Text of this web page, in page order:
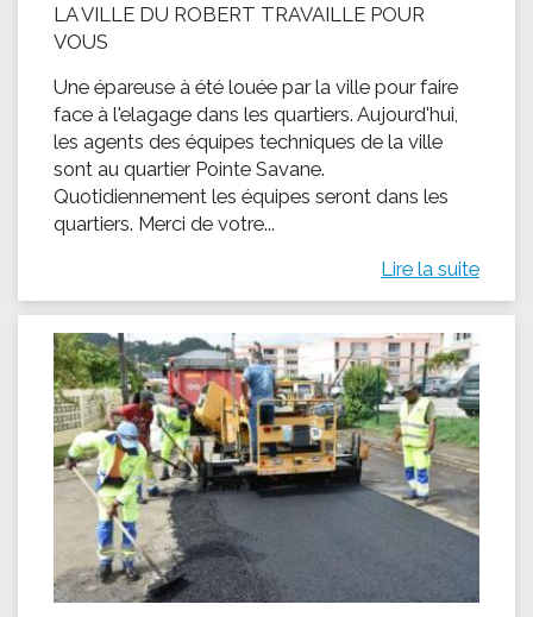
LA VILLE DU ROBERT TRAVAILLE POUR
VOUS
Une épareuse à été louée par la ville pour faire
face à l'elagage dans les quartiers. Aujourd'hui,
les agents des équipes techniques de la ville
sont au quartier Pointe Savane.
Quotidiennement les équipes seront dans les
quartiers. Merci de votre...
Lire la suite